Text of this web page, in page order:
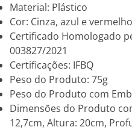
Material: Plástico
Cor: Cinza, azul e vermelho
Certificado Homologado
003827/2021
Certificações: IFBQ
Peso do Produto: 75g
Peso do Produto com
Dimensões do Produto
12,7cm, Altura: 20cm,